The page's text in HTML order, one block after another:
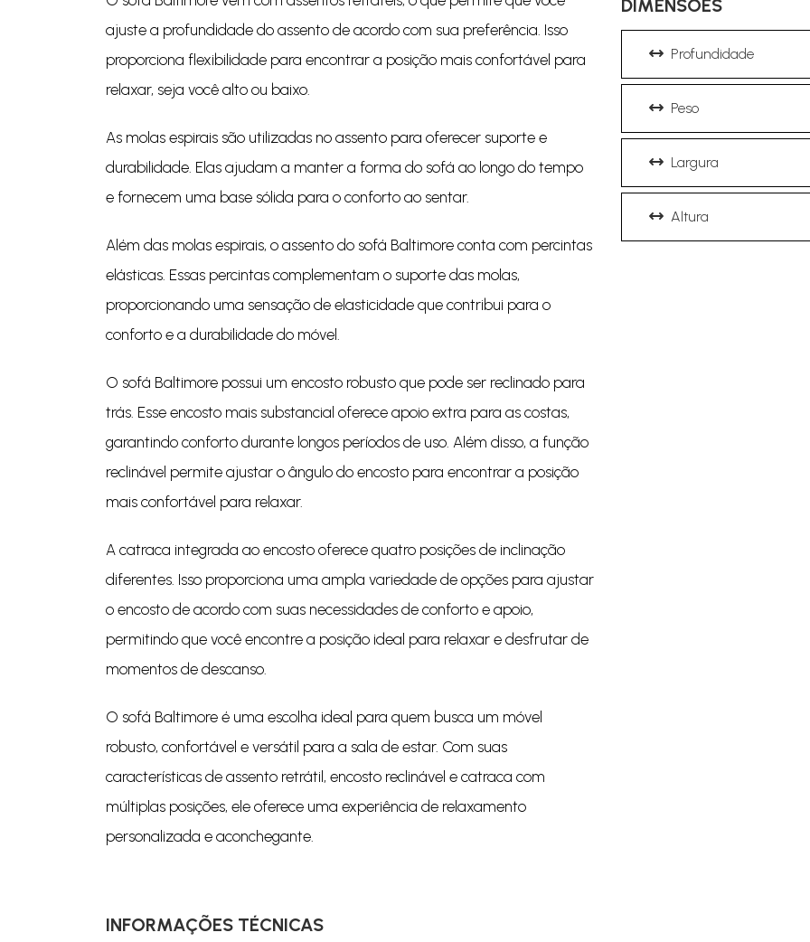
ajuste a profundidade do assento de acordo com sua preferência. Isso
proporciona flexibilidade para encontrar a posição mais confortável para
relaxar, seja você alto ou baixo.
As molas espirais são utilizadas no assento para oferecer suporte e
durabilidade. Elas ajudam a manter a forma do sofá ao longo do tempo
e fornecem uma base sólida para o conforto ao sentar.
Além das molas espirais, o assento do sofá Baltimore conta com percintas
elásticas. Essas percintas complementam o suporte das molas,
proporcionando uma sensação de elasticidade que contribui para o
conforto e a durabilidade do móvel.
O sofá Baltimore possui um encosto robusto que pode ser reclinado para
trás. Esse encosto mais substancial oferece apoio extra para as costas,
garantindo conforto durante longos períodos de uso. Além disso, a função
reclinável permite ajustar o ângulo do encosto para encontrar a posição
mais confortável para relaxar.
A catraca integrada ao encosto oferece quatro posições de inclinação
diferentes. Isso proporciona uma ampla variedade de opções para ajustar
o encosto de acordo com suas necessidades de conforto e apoio,
permitindo que você encontre a posição ideal para relaxar e desfrutar de
momentos de descanso.
O sofá Baltimore é uma escolha ideal para quem busca um móvel
robusto, confortável e versátil para a sala de estar. Com suas
características de assento retrátil, encosto reclinável e catraca com
múltiplas posições, ele oferece uma experiência de relaxamento
personalizada e aconchegante.
INFORMAÇÕES TÉCNICAS
DIMENSÕES
Profundidade
Peso
Largura
Altura